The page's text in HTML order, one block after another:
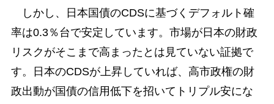
しかし、日本国債のCDSに基づくデフォルト確
率は0.3％台で安定しています。市場が日本の財政
リスクがそこまで高まったとは見ていない証拠で
す。日本のCDSが上昇していれば、高市政権の財
政出動が国債の信用低下を招いてトリプル安にな